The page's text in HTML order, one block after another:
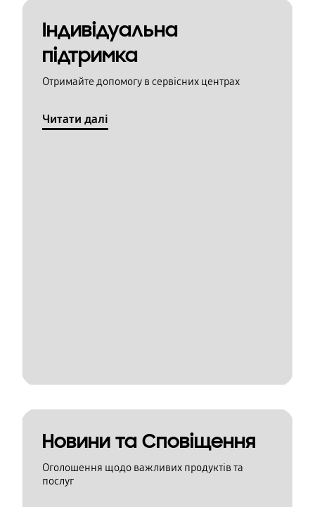
Індивідуальна
підтримка
Отримайте допомогу в сервісних центрах
Читати далі
Новини та Сповіщення
Оголошення щодо важливих продуктів та
послуг